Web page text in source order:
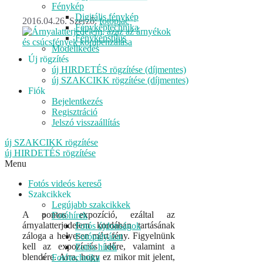
Fénykép
Digitális fénykép
Fényképtechnika
Fényképstílus
Modellkedés
Új rögzítés
új HIRDETÉS rögzítése (díjmentes)
új SZAKCIKK rögzítése (díjmentes)
Fiók
Bejelentkezés
Regisztráció
Jelszó visszaállítás
új SZAKCIKK rögzítése
új HIRDETÉS rögzítése
Menu
Fotós videós kereső
Szakcikkek
Legújabb szakcikkek
Fotóhírek
Fotós újdonságok
Fotópályázat
Fotós hírek
Fotótechnika
2016.04.26. Szerző:fotopiac
A pontos expozíció, ezáltal az
árnyalatterjedelem kordában tartásának
záloga a helyesen mért fény. Figyelnünk
kell az expozíciós időre, valamint a
blendére. Arra, hogy ez mikor mit jelent,